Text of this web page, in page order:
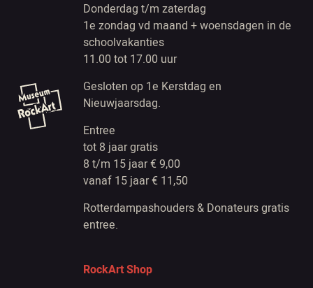
Donderdag t/m zaterdag
1e zondag vd maand + woensdagen in de
schoolvakanties
11.00 tot 17.00 uur
Gesloten op 1e Kerstdag en
Nieuwjaarsdag.
Entree
tot 8 jaar gratis
8 t/m 15 jaar € 9,00
vanaf 15 jaar € 11,50
Rotterdampashouders & Donateurs gratis
entree.
RockArt Shop